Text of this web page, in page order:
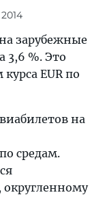
зарубежные
3,6 %. Это
EUR по
на
средам.
округленному